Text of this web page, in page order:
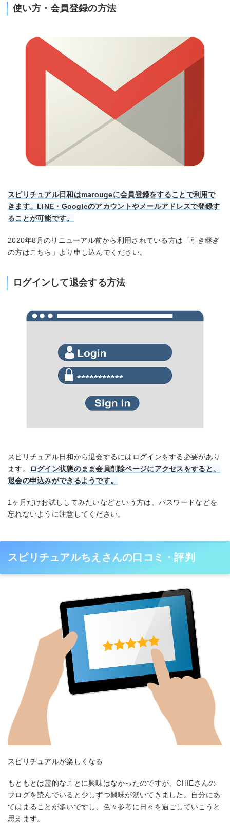
使い方・会員登録の方法
スピリチュアル日和はmarougeに会員登録をすることで利用で
きます。LINE・Googleのアカウントやメールアドレスで登録す
ることが可能です。
2020年8月のリニューアル前から利用されている方は「引き継ぎ
の方はこちら」より申し込んでください。
ログインして退会する方法
スピリチュアル日和から退会するにはログインをする必要があり
ます。
ログイン状態のまま会員削除ページにアクセスをすると、
退会の申込みができるようです。
1ヶ月だけお試ししてみたいなどという方は、パスワードなどを
忘れないように注意してください。
スピリチュアルちえさんの口コミ・評判
スピリチュアルが楽しくなる
もともとは霊的なことに興味はなかったのですが、CHIEさんの
ブログを読んでいると少しずつ興味が湧いてきました。自分にあ
てはまることが多いですし、色々参考に日々を過ごしていこうと
思えます。